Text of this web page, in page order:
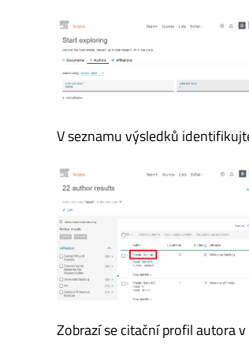
V seznamu výsledků
Zobrazí se citační profil autora